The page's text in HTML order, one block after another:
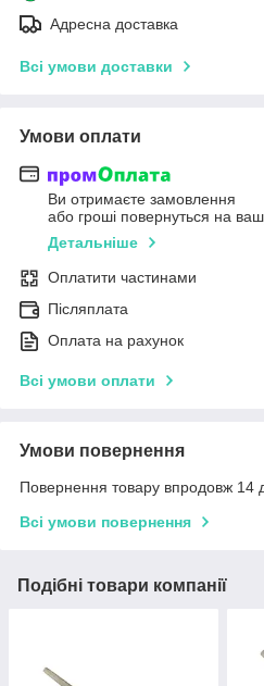
Адресна доставка
Всі умови доставки
Умови оплати
Ви отримаєте замовлення
або гроші повернуться на
Детальніше
Оплатити частинами
Післяплата
Оплата на рахунок
Всі умови оплати
Умови повернення
Повернення товару впродовж 14
Всі умови повернення
Подібні товари компанії